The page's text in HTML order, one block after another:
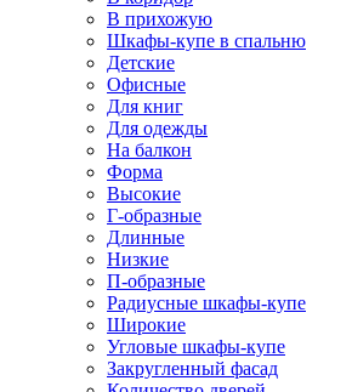
В прихожую
Шкафы-купе в спальню
Детские
Офисные
Для книг
Для одежды
На балкон
Форма
Высокие
Г-образные
Длинные
Низкие
П-образные
Радиусные шкафы-купе
Широкие
Угловые шкафы-купе
Закругленный фасад